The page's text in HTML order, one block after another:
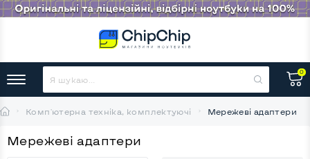
0
Комп'ютерна техніка, комплектуючі Мережеві адаптери
Мережеві адаптери